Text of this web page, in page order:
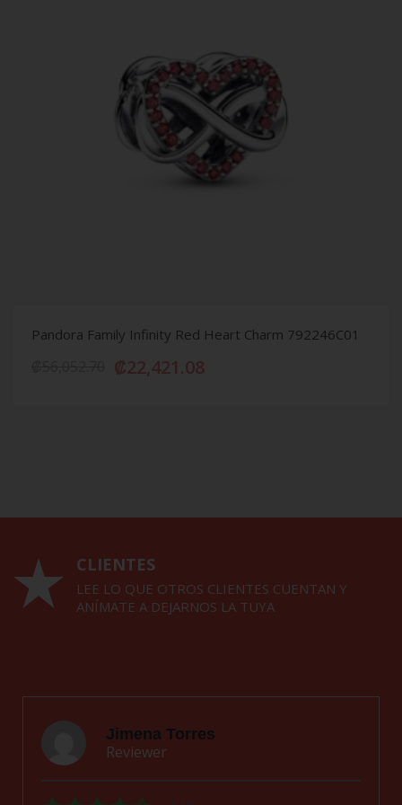
Pandora Family Infinity Red Heart Charm 792246C01
₡22,421.08
CLIENTES
LEE LO QUE OTROS CLIENTES CUENTAN Y
ANÍMATE A DEJARNOS LA TUYA
Jimena Torres
Reviewer